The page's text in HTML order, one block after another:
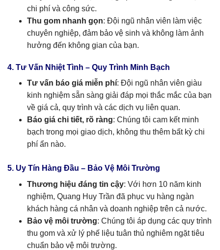
chi phí và công sức.
Thu gom nhanh gọn: Đội ngũ nhân viên làm việc
chuyên nghiệp, đảm bảo vệ sinh và không làm ảnh
hưởng đến không gian của bạn.
4. Tư Vấn Nhiệt Tình – Quy Trình Minh Bạch
Tư vấn báo giá miễn phí: Đội ngũ nhân viên giàu
kinh nghiệm sẵn sàng giải đáp mọi thắc mắc của bạn
về giá cả, quy trình và các dịch vụ liên quan.
Báo giá chi tiết, rõ ràng: Chúng tôi cam kết minh
bạch trong mọi giao dịch, không thu thêm bất kỳ chi
phí ẩn nào.
5. Uy Tín Hàng Đầu – Bảo Vệ Môi Trường
Thương hiệu đáng tin cậy: Với hơn 10 năm kinh
nghiệm, Quang Huy Trần đã phục vụ hàng ngàn
khách hàng cá nhân và doanh nghiệp trên cả nước.
Bảo vệ môi trường: Chúng tôi áp dụng các quy trình
thu gom và xử lý phế liệu tuân thủ nghiêm ngặt tiêu
chuẩn bảo vệ môi trường.